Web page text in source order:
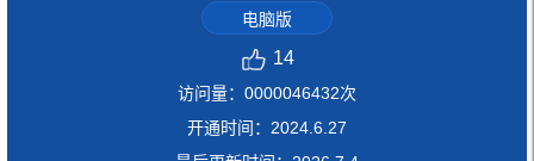
电脑版
14
访问量： 0000046432次
开通时间： 2024 6 27